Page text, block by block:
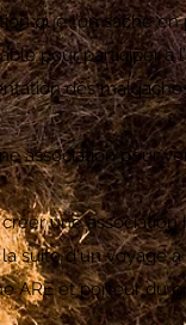
que l’on sache
pour participer à
des
association pour
une
suite d'un voyage
ARE et porteur du